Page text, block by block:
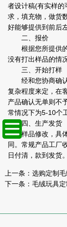
者设计稿(有实样的
求，填充物，做货
好能够提供到前后
二、报价
根据您所提供的
没有打出样品的情
三、开始打样
经和您协商确认
复杂程度来定，在
产品确认无单则不
常情况下为5-10个
四、生产发货
样品修改，具体
同。常规产品工厂
日付清，款到发货。
上一条： 选购定制
下一条： 毛绒玩具